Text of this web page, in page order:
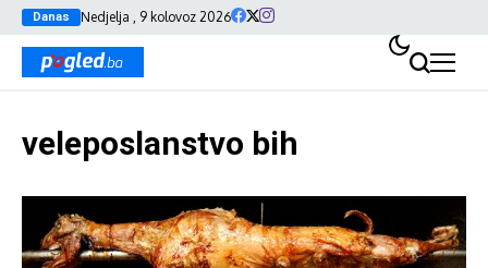
Danas Nedjelja , 9 kolovoz 2026
veleposlanstvo bih